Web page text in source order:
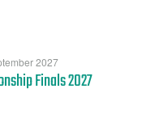
2027
Finals 2027